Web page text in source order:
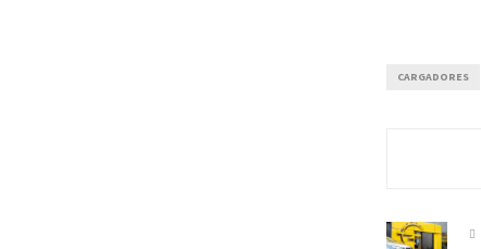
CARGADORES